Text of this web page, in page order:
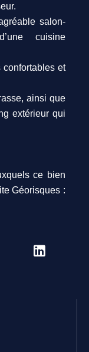
salon-
cuisine
confortables et
ainsi que
extérieur qui
ce bien
Géorisques :